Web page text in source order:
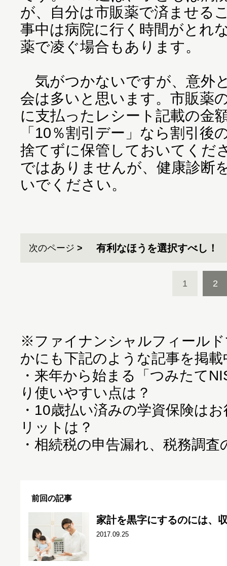
が、自分は市販薬で済ませる
事中は病院に行く時間がとれ
薬で凌ぐ場合もあります。
気がつかないですが、意外
会は多いと思います。市販薬
に支払ったレシート記載の金
「10％割引デー」なら割引後
捨てずに保管しておいてくだ
ではありませんが、健康診断
いでください。
次のページ 有利なほうを選択すべし！
1 2
※ ファイナンシャルフィールド
かにも下記のような記事を掲載
・ 来年から始まる「つみたて
り使いやすい点は？
・ 10歳払い済みの学資保険は
リットは？
・ 相続税の申告漏れ、税務調査
前回の記事
家計を黒字にするのには、
2017.09.25